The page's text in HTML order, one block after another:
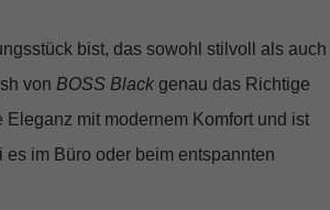
bist, das sowohl stilvoll als auch
von BOSS Blackgenau das Richtige
mit modernem Komfort und ist
im Büro oder beim entspannten